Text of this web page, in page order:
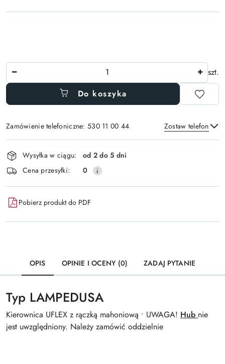
Ilość
szt.
Do koszyka
Zamówienie telefoniczne: 530 11 00 44 Zostaw telefon
Wyślij
Dostępność
i
dostawa
Wysyłka w ciągu:
od 2 do 5 dni
Cena przesyłki:
0
Pobierz produkt do PDF
OPIS OPINIE I OCENY (0) ZADAJ PYTANIE
Typ LAMPEDUSA
Kierownica UFLEX z rączką mahoniową • UWAGA! Hub nie
jest uwzględniony. Należy zamówić oddzielnie